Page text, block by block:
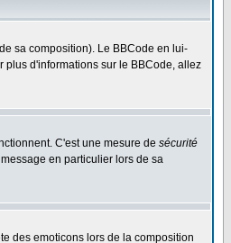
sa composition). Le BBCode en lui-
plus d'informations sur le BBCode, allez
C'est une mesure de sécurité
en particulier lors de sa
des emoticons lors de la composition